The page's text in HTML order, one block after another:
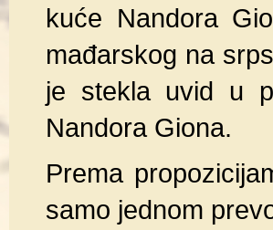
kuće Nandora
mađarskog na
je stekla uvid u
Nandora Giona.
Prema
samo jednom